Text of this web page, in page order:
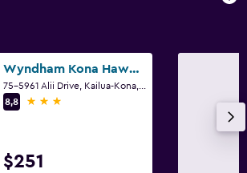
Wyndham Kona Hawaiian Resort
8,8
3 estrellas
$251